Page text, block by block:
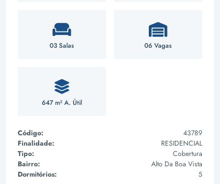
03 Salas 06 Vagas
647 m² A. Útil
Código:
43789
Finalidade:
RESIDENCIAL
Tipo:
Cobertura
Bairro:
Alto Da Boa Vista
Dormitórios:
5